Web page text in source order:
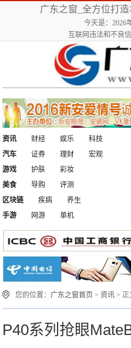
广东之窗_全方位打
今天是：2026
互联网违法和不良
资讯 财经 娱乐
科技
汽车
证券 理财 宏观
游戏
护肤
彩妆
美食
导购 评测
区块链
疾病
养生
手游
网游 单机
您的位置： 广东之窗首页 >资讯 > 正
P40系列抢眼